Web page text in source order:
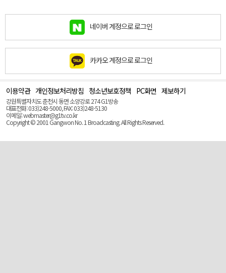
네이버 계정으로 로그인
카카오 계정으로 로그인
이용약관 개인정보처리방침 청소년보호정책 PC화면 제보하기
강원특별자치도 춘천시 동면 소양강로 274 G1방송
대표전화: 033)248-5000, FAX: 033)248-5130
이메일: webmaster@g1tv.co.kr
Copyright © 2001 Gangwon No. 1 Broadcasting. All Rights Reserved.